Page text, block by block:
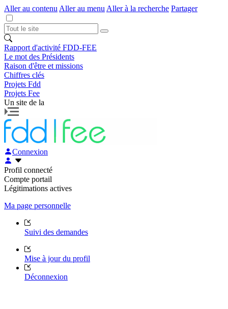
Aller au contenu Aller au menu Aller à la recherche Partager
Rapport d'activité FDD-FEE
Le mot des Présidents
Raison d'être et missions
Chiffres clés
Projets Fdd
Projets Fee
Un site de la
Connexion
Profil connecté
Compte portail
Légitimations actives
Ma page personnelle
Suivi des demandes
Mise à jour du profil
Déconnexion